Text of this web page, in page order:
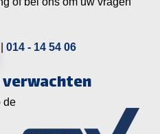
014 - 14 54 06
verwachten
de